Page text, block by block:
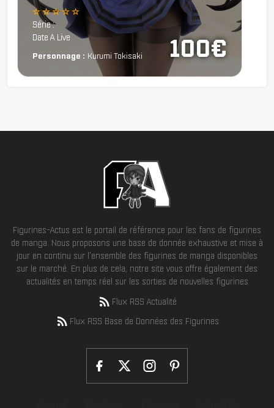
100€
☆ ☆ ☆ ☆ ☆
Série :
Date A Live
Personnage : Kurumi Tokisaki
Figurines-Actus est le portail de référence pour les fans de figurines
de manga. Nous proposons une base de donnée exhaustive et mise à
jour en continu sur l'ensemble des figurines de manga disponibles
sur le marché. En plus de cela, notre site vous offre également des
actualités en temps réel sur les sorties de nouvelles figurines
Flux RSS Actualité
Flux RSS Base de Données des Figurines